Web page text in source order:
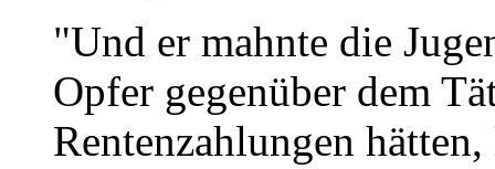
"Und er mahnte die
Opfer gegenüber dem
Rentenzahlungen